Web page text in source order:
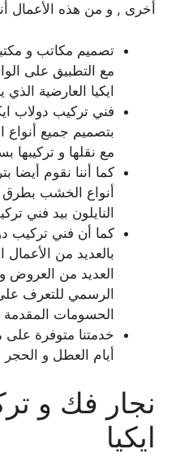
أخرى , و من هذه الأعمال
تصميم مكاتب و
مع التطبيق على
ايكيا العارضية الذي
فني تركيب دولاب
بتصميم جميع أنواع
مع نقلها و تركيبها
كما أننا نقوم أيضا
أنواع الخشب بطرق
النايلون بيد فني
كما أن فني تركيب
بالعديد من
العديد من العروض
الرسمي للتعرف
الحسومات المقدمة
أيام العطل و
نجار فك و
ايكيا